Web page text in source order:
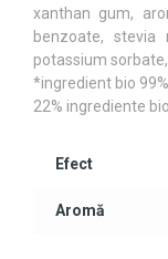
xanthan gum,
benzoate, stevia
potassium
*ingredient bio
22% ingrediente bio.
Efect
Aromă